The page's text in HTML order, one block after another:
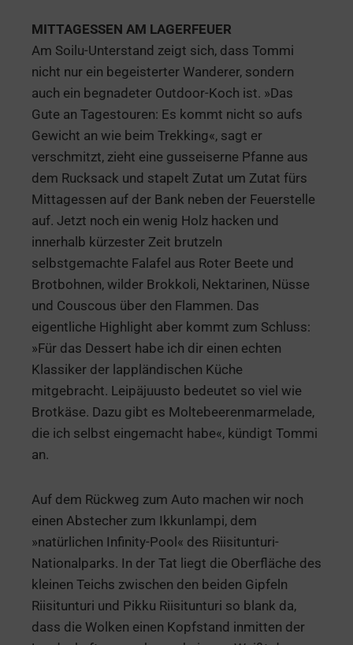
MITTAGESSEN AM LAGERFEUER
Am Soilu-Unterstand zeigt sich, dass Tommi
nicht nur ein begeisterter Wanderer, sondern
auch ein begnadeter Outdoor-Koch ist. »Das
Gute an Tagestouren: Es kommt nicht so aufs
Gewicht an wie beim Trekking«, sagt er
verschmitzt, zieht eine gusseiserne Pfanne aus
dem Rucksack und stapelt Zutat um Zutat fürs
Mittagessen auf der Bank neben der Feuerstelle
auf. Jetzt noch ein wenig Holz hacken und
innerhalb kürzester Zeit brutzeln
selbstgemachte Falafel aus Roter Beete und
Brotbohnen, wilder Brokkoli, Nektarinen, Nüsse
und Couscous über den Flammen. Das
eigentliche Highlight aber kommt zum Schluss:
»Für das Dessert habe ich dir einen echten
Klassiker der lappländischen Küche
mitgebracht. Leipäjuusto bedeutet so viel wie
Brotkäse. Dazu gibt es Moltebeerenmarmelade,
die ich selbst eingemacht habe«, kündigt Tommi
an.
Auf dem Rückweg zum Auto machen wir noch
einen Abstecher zum Ikkunlampi, dem
»natürlichen Infinity-Pool« des Riisitunturi-
Nationalparks. In der Tat liegt die Oberfläche des
kleinen Teichs zwischen den beiden Gipfeln
Riisitunturi und Pikku Riisitunturi so blank da,
dass die Wolken einen Kopfstand inmitten der